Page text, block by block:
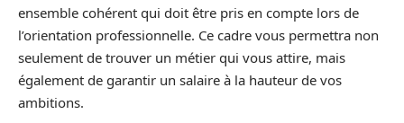
ensemble cohérent qui doit être pris en compte lors de
l’orientation professionnelle. Ce cadre vous permettra non
seulement de trouver un métier qui vous attire, mais
également de garantir un salaire à la hauteur de vos
ambitions.